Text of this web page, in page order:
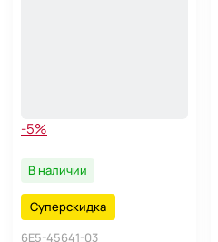
-5%
В наличии
Суперскидка
6E5-45641-03